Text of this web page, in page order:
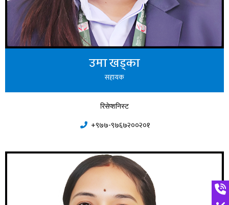
उमा खड्का
सहायक
रिसेप्शनिस्ट
+९७७-९७६७२००२०१